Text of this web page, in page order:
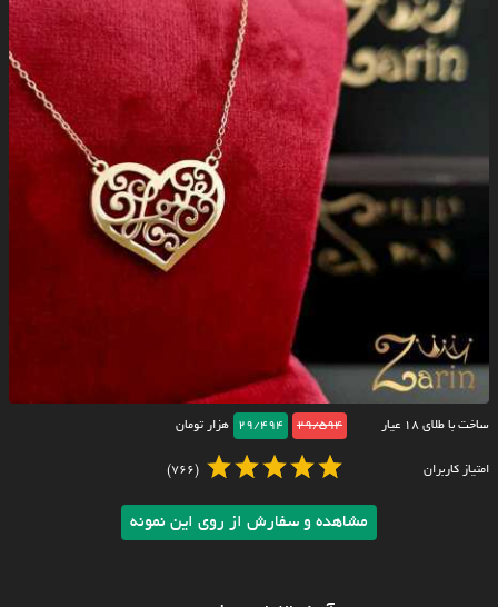
ساخت با طلای ۱۸ عیار 29/594
29/494 هزار تومان
امتیاز کاربران (766)
مشاهده و سفارش از روی این نمونه